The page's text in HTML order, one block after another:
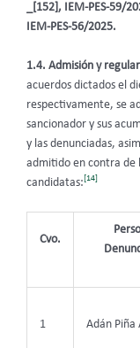
_[152], IEM-PES-59/
IEM-PES-56/2025.
1.4. Admisión y
acuerdos dictados el
respectivamente, se
sancionador y sus
y las denunciadas,
admitido en contra de
candidatas: [14]
Cvo.
1 Adán Piña